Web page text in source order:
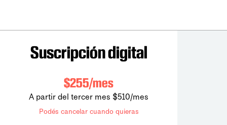
Suscripción digital
$255/mes
A partir del tercer mes $510/mes
Podés cancelar cuando quieras